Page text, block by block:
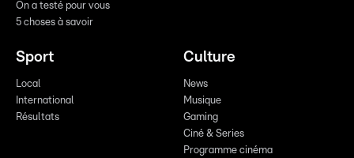
On a testé pour vous
5 choses à savoir
Sport
Local
International
Résultats
Culture
News
Musique
Gaming
Ciné & Series
Programme cinéma